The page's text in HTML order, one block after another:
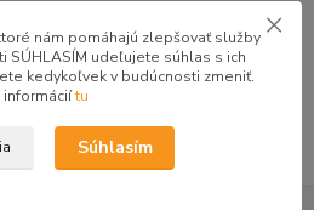
nám pomáhajú zlepšovať služby
SÚHLASÍM udeľujete súhlas s ich
kedykoľvek v budúcnosti zmeniť.
informáciítu
Súhlasím